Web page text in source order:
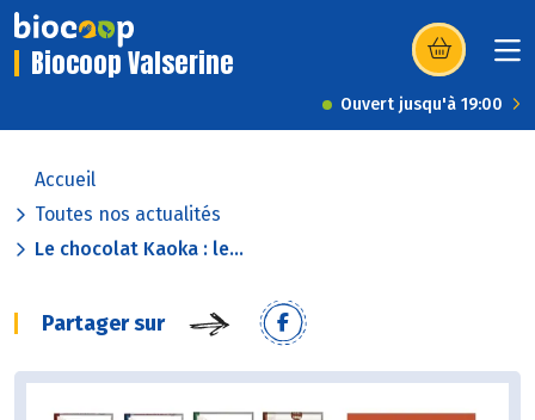
Biocoop Valserine (s’ouvre dans
Ouvert jusqu'à 19:00
Accueil
Toutes nos actualités
Le chocolat Kaoka : le...
Partager sur